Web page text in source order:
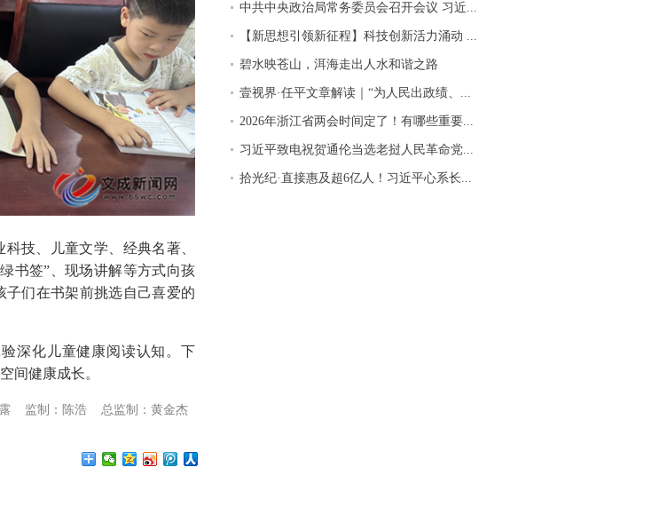
技、儿童文学、经典名著、
书签”、现场讲解等方式向孩
们在书架前挑选自己喜爱的
深化儿童健康阅读认知。下
间健康成长。
总监制：黄金杰
监制：陈浩
中共中央政治局常务委员会召开会议 习近...
【新思想引领新征程】科技创新活力涌动 ...
碧水映苍山，洱海走出人水和谐之路
壹视界·任平文章解读｜“为人民出政绩、...
2026年浙江省两会时间定了！有哪些重要...
习近平致电祝贺通伦当选老挝人民革命党...
拾光纪·直接惠及超6亿人！习近平心系长...